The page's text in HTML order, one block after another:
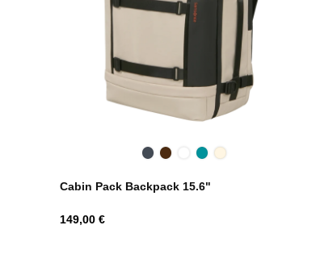
BlackDark Climbing
DeepSandstone
Cabin Pack Backpack 15.6"
Hind
149,00 €